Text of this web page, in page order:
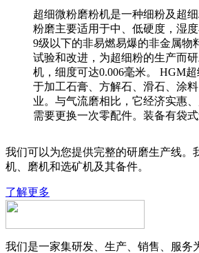
超细微粉磨粉机是一种细粉及超
粉磨主要适用于中、低硬度，湿
9级以下的非易燃易爆的非金属物
试验和改进，为超细粉的生产而
机，细度可达0.006毫米。 HGM
于加工石膏、方解石、滑石、涂
业。与气流磨相比，它经济实惠
需要更换一次零配件。装备有袋式
我们可以为您提供完整的研磨生产线。
机、磨机和选矿机及其备件。
了解更多
我们是一家集研发、生产、销售、服务